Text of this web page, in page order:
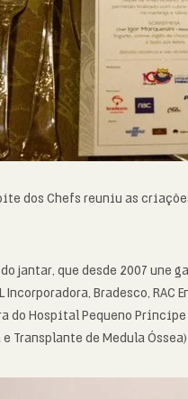
dos Chefs reuniu as
jantar, que desde 2007 une
Incorporadora, Bradesco, RAC
do Hospital Pequeno Príncipe
Transplante de Medula